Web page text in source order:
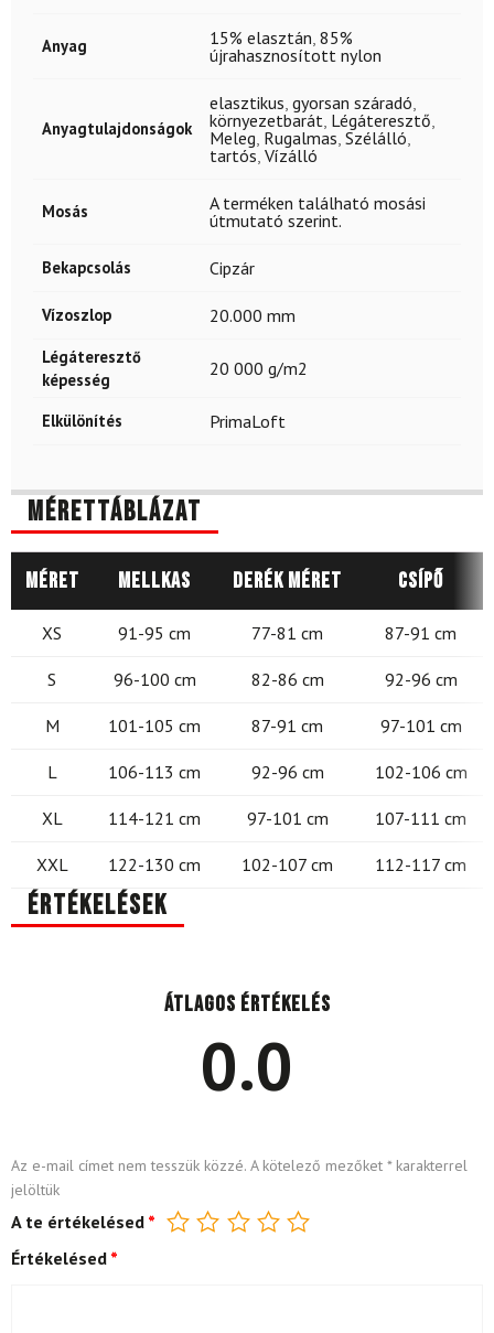
Anyag 15% elasztán, 85%
újrahasznosított nylon
Anyagtulajdonságok
elasztikus, gyorsan száradó,
környezetbarát, Légáteresztő,
Meleg, Rugalmas, Szélálló,
tartós, Vízálló
Mosás
A terméken található mosási
útmutató szerint.
Bekapcsolás Cipzár
Vízoszlop 20.000 mm
Légáteresztő
képesség
20 000 g/m2
Elkülönítés PrimaLoft
Mérettáblázat
Méret Mellkas Derék méret Csípő
XS 91-95 cm 77-81 cm 87-91 cm
S 96-100 cm 82-86 cm 92-96 cm
M 101-105 cm 87-91 cm 97-101 cm
L 106-113 cm 92-96 cm 102-106 cm
XL 114-121 cm 97-101 cm 107-111 cm
XXL 122-130 cm 102-107 cm 112-117 cm
Értékelések
Átlagos értékelés
0.0
Az e-mail címet nem tesszük közzé. A kötelező mezőket *karakterrel
jelöltük
A te értékelésed *
Értékelésed *